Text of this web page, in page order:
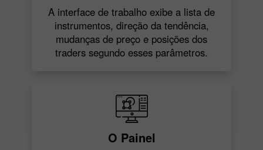
A interface de trabalho exibe a lista de
instrumentos, direção da tendência,
mudanças de preço e posições dos
traders segundo esses parâmetros.
O Painel